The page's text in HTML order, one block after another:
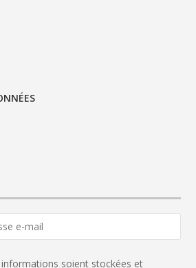
informations soient stockées et